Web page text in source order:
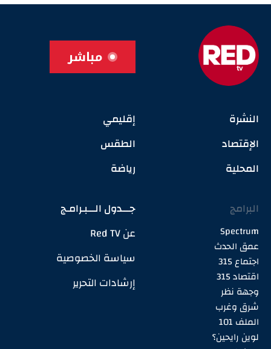
مباشر
النشرة
الإقتصاد
المحلية
إقليمي
الطقس
رياضة
البرامج
Spectrum
عمق الحدث
اجتماع 315
اقتصاد 315
وجهة نظر
شرق وغرب
الملف 101
لوين رايحين؟
جـــدول الـــبـرامـج
عن Red TV
سياسة الخصوصية
إرشادات التحرير